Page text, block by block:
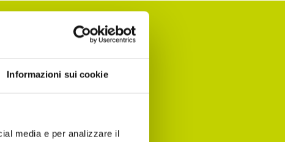
Informazioni sui cookie
media e per analizzare il